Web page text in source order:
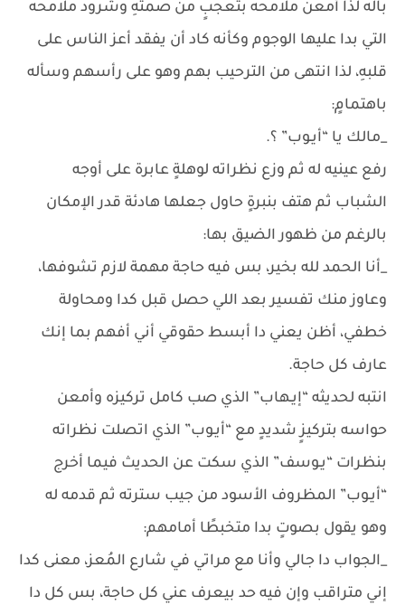
باله لذا أمعن ملامحه بتعجبٍ من صمتهِ وشرود ملامحه
التي بدا عليها الوجوم وكأنه كاد أن يفقد أعز الناس على
قلبهِ، لذا انتهى من الترحيب بهم وهو على رأسهم وسأله
باهتمامٍ:
_مالك يا “أيـوب” ؟.
رفع عينيه له ثم وزع نظراته لوهلةٍ عابرة على أوجه
الشباب ثم هتف بنبرةٍ حاول جعلها هادئة قدر الإمكان
بالرغم من ظهور الضيق بها:
_أنا الحمد لله بخير، بس فيه حاجة مهمة لازم تشوفها،
وعاوز منك تفسير بعد اللي حصل قبل كدا ومحاولة
خطفي، أظن يعني دا أبسط حقوقي أني أفهم بما إنك
عارف كل حاجة.
انتبه لحديثه “إيـهاب” الذي صب كامل تركيزه وأمعن
حواسه بتركيزٍ شديدٍ مع “أيـوب” الذي اتصلت نظراته
بنظرات “يـوسف” الذي سكت عن الحديث فيما أخرج
“أيـوب” المظروف الأسود من جيب سترته ثم قدمه له
وهو يقول بصوتٍ بدا متخبطًا أمامهم:
_الجواب دا جالي وأنا مع مراتي في شارع المُعز، معنى كدا
إني متراقب وإن فيه حد بيعرف عني كل حاجة، بس كل دا